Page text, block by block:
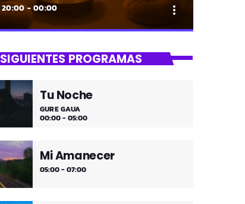
20:00 - 00:00 more_vert
Lounge
Es hora de ir desconectando, y qué
mejor que hacerlo con sonidos que nos
transportan, tal vez, a islas paradisíacas.
SIGUIENTES PROGRAMAS
Tu Noche
GURE GAUA
00:00 - 05:00
Mi Amanecer
05:00 - 07:00